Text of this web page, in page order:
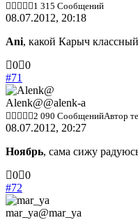
1 315 Сообщений
08.07.2012, 20:18
Ani, какой Карыч
Голосуйте
-
палец
вниз.
0 Голосуйте
палец
вверх.
0
#71
Alenk@@alenk-a
2 090 СообщенийАвтор
08.07.2012, 20:27
Ноябрь, сама сижу
Голосуйте
-
палец
вниз.
0 Голосуйте
палец
вверх.
0
#72
mar_ya@mar_ya